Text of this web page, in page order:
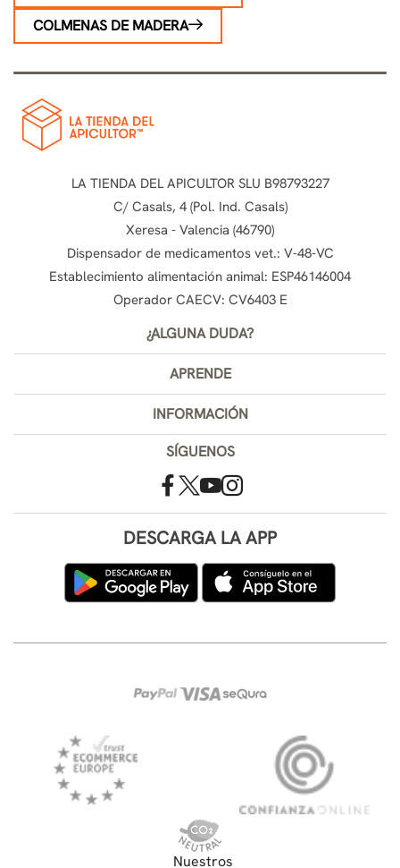
COLMENAS DE MADERA
LA TIENDA DEL APICULTOR SLU B98793227
C/ Casals, 4 (Pol. Ind. Casals)
Xeresa - Valencia (46790)
Dispensador de medicamentos vet.: V-48-VC
Establecimiento alimentación animal: ESP46146004
Operador CAECV: CV6403 E
¿ALGUNA DUDA?
APRENDE
INFORMACIÓN
SÍGUENOS
DESCARGA LA APP
Nuestros